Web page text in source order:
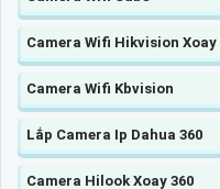
Camera Wifi Hikvision Xoay
Camera Wifi Kbvision
Lắp Camera Ip Dahua 360
Camera Hilook Xoay 360